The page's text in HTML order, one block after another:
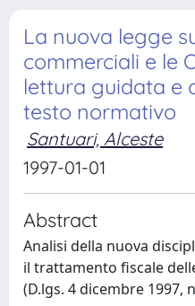
La nuova legge
commerciali e le
lettura guidata e
testo normativo
Santuari, Alceste
1997-01-01
Abstract
Analisi della nuova
il trattamento fiscale
(D.lgs. 4 dicembre 1997,